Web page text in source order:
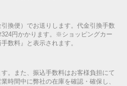
換便）でお送りします。代金引換手数
円かかります。※ショッピングカー
数料』と表示されます。
。また、振込手数料はお客様負担にて
時間中に弊社の在庫を確認・確保し、